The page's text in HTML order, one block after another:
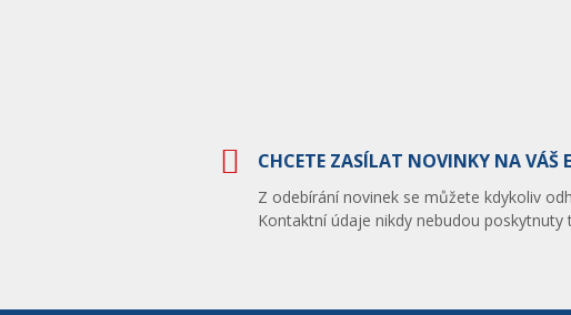
CHCETE ZASÍLAT NOVINKY NA VÁŠ
Z odebírání novinek se můžete kdykoliv
Kontaktní údaje nikdy nebudou poskytnuty